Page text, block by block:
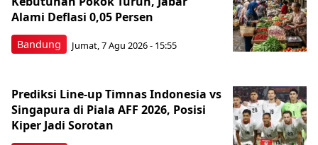
Bandung
Alami Deflasi 0,05 Persen
Jumat, 7 Agu 2026 - 15:55
Prediksi Line-up Timnas Indonesia vs
Singapura di Piala AFF 2026, Posisi
Kiper Jadi Sorotan